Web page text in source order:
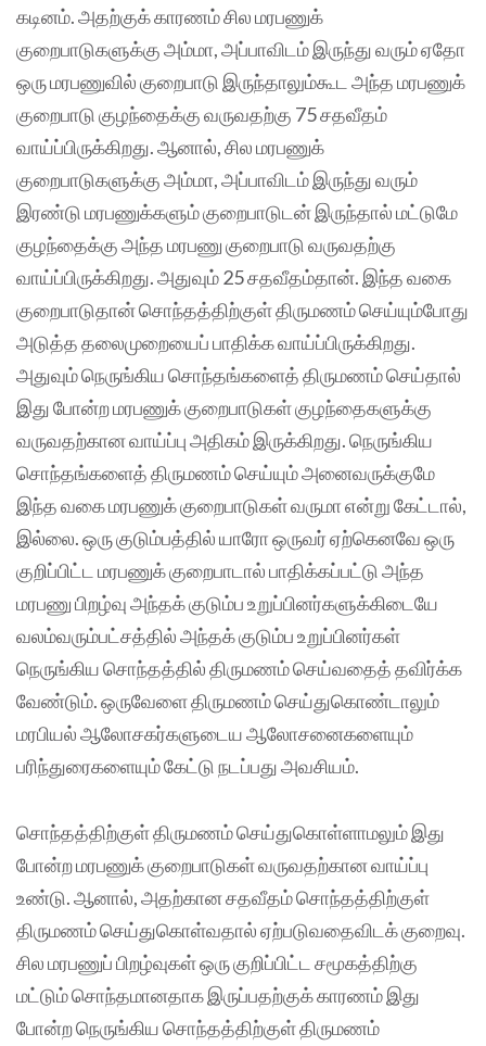
கடினம். அதற்குக் காரணம் சில மரபணுக்
குறைபாடுகளுக்கு அம்மா, அப்பாவிடம் இருந்து வரும் ஏதோ
ஒரு மரபணுவில் குறைபாடு இருந்தாலும்கூட அந்த மரபணுக்
குறைபாடு குழந்தைக்கு வருவதற்கு 75 சதவீதம்
வாய்ப்பிருக்கிறது. ஆனால், சில மரபணுக்
குறைபாடுகளுக்கு அம்மா, அப்பாவிடம் இருந்து வரும்
இரண்டு மரபணுக்களும் குறைபாடுடன் இருந்தால் மட்டுமே
குழந்தைக்கு அந்த மரபணு குறைபாடு வருவதற்கு
வாய்ப்பிருக்கிறது. அதுவும் 25 சதவீதம்தான். இந்த வகை
குறைபாடுதான் சொந்தத்திற்குள் திருமணம் செய்யும்போது
அடுத்த தலைமுறையைப் பாதிக்க வாய்ப்பிருக்கிறது.
அதுவும் நெருங்கிய சொந்தங்களைத் திருமணம் செய்தால்
இது போன்ற மரபணுக் குறைபாடுகள் குழந்தைகளுக்கு
வருவதற்கான வாய்ப்பு அதிகம் இருக்கிறது. நெருங்கிய
சொந்தங்களைத் திருமணம் செய்யும் அனைவருக்குமே
இந்த வகை மரபணுக் குறைபாடுகள் வருமா என்று கேட்டால்,
இல்லை. ஒரு குடும்பத்தில் யாரோ ஒருவர் ஏற்கெனவே ஒரு
குறிப்பிட்ட மரபணுக் குறைபாடால் பாதிக்கப்பட்டு அந்த
மரபணு பிறழ்வு அந்தக் குடும்ப உறுப்பினர்களுக்கிடையே
வலம்வரும்பட்சத்தில் அந்தக் குடும்ப உறுப்பினர்கள்
நெருங்கிய சொந்தத்தில் திருமணம் செய்வதைத் தவிர்க்க
வேண்டும். ஒருவேளை திருமணம் செய்துகொண்டாலும்
மரபியல் ஆலோசகர்களுடைய ஆலோசனைகளையும்
பரிந்துரைகளையும் கேட்டு நடப்பது அவசியம்.
சொந்தத்திற்குள் திருமணம் செய்துகொள்ளாமலும் இது
போன்ற மரபணுக் குறைபாடுகள் வருவதற்கான வாய்ப்பு
உண்டு. ஆனால், அதற்கான சதவீதம் சொந்தத்திற்குள்
திருமணம் செய்துகொள்வதால் ஏற்படுவதைவிடக் குறைவு.
சில மரபணுப் பிறழ்வுகள் ஒரு குறிப்பிட்ட சமூகத்திற்கு
மட்டும் சொந்தமானதாக இருப்பதற்குக் காரணம் இது
போன்ற நெருங்கிய சொந்தத்திற்குள் திருமணம்